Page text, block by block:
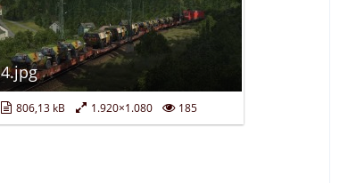
4.jpg
806,13 kB 1.920×1.080 185